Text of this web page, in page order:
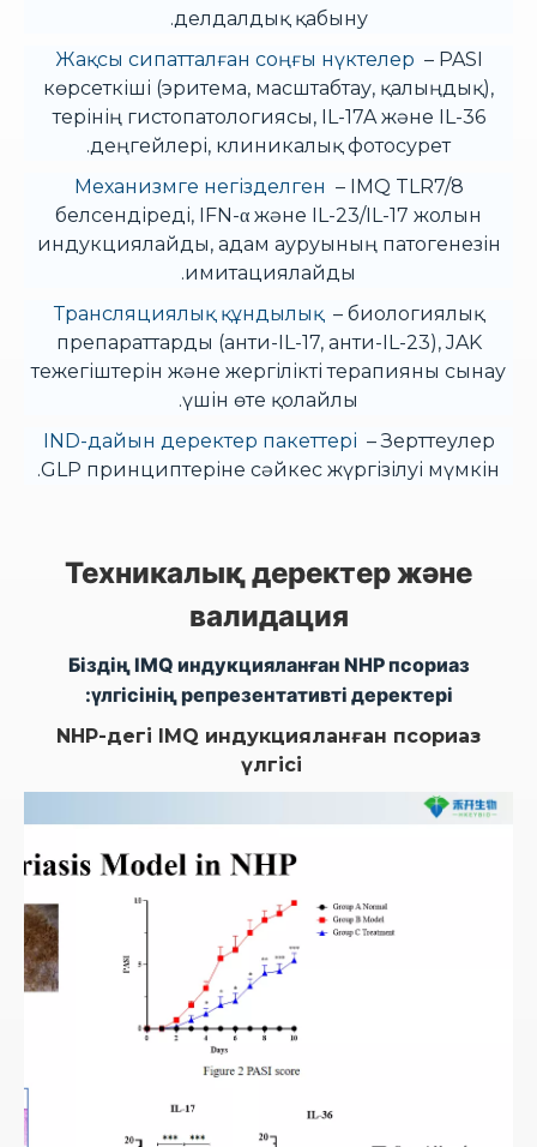
делдалдық қабыну.
Жақсы сипатталған соңғы нүктелер – PASI
көрсеткіші (эритема, масштабтау, қалыңдық),
терінің гистопатологиясы, IL-17A және IL-36
деңгейлері, клиникалық фотосурет.
Механизмге негізделген – IMQ TLR7/8
белсендіреді, IFN-α және IL-23/IL-17 жолын
индукциялайды, адам ауруының патогенезін
имитациялайды.
Трансляциялық құндылық – биологиялық
препараттарды (анти-IL-17, анти-IL-23), JAK
тежегіштерін және жергілікті терапияны сынау
үшін өте қолайлы.
IND-дайын деректер пакеттері – Зерттеулер
GLP принциптеріне сәйкес жүргізілуі мүмкін.
Техникалық деректер және
валидация
Біздің IMQ индукцияланған NHP псориаз
үлгісінің репрезентативті деректері:
NHP-дегі IMQ индукцияланған псориаз
үлгісі